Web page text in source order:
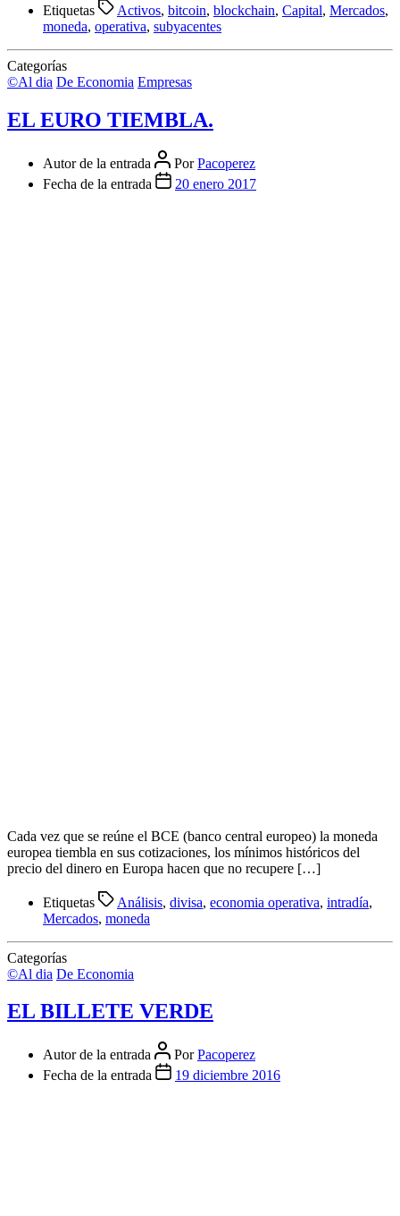
Etiquetas Activos, bitcoin, blockchain, Capital, Mercados,
moneda, operativa, subyacentes
Categorías
©Al dia De Economia Empresas
EL EURO TIEMBLA.
Autor de la entrada PorPacoperez
Fecha de la entrada
20 enero 2017
Cada vez que se reúne el BCE (banco central europeo) la moneda
europea tiembla en sus cotizaciones, los mínimos históricos del
precio del dinero en Europa hacen que no recupere […]
Etiquetas Análisis, divisa, economia operativa, intradía,
Mercados, moneda
Categorías
©Al dia De Economia
EL BILLETE VERDE
Autor de la entrada PorPacoperez
Fecha de la entrada
19 diciembre 2016